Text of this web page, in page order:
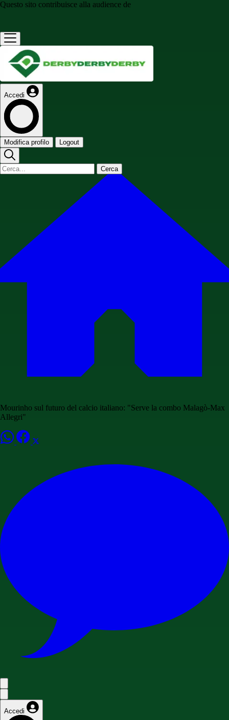
Questo sito contribuisce alla audience de
Accedi
Modifica profilo Logout
Cerca
Mourinho sul futuro del calcio italiano: "Serve la combo Malagò-Max
Allegri"
Accedi